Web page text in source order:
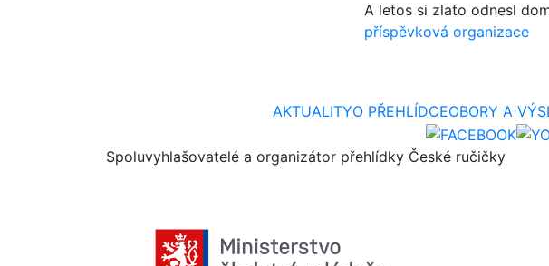
A letos si zlato odnesl
příspěvková organizace
AKTUALITYO PŘEHLÍDCEOBORY A
Spoluvyhlašovatelé a organizátor přehlídky České ručičky